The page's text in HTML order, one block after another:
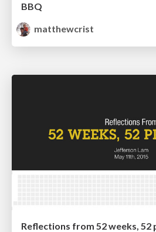
BBQ
matthewcrist
Reflections from 52 weeks, 52